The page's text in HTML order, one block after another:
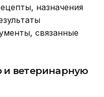
назначения
связанные
ветеринарную